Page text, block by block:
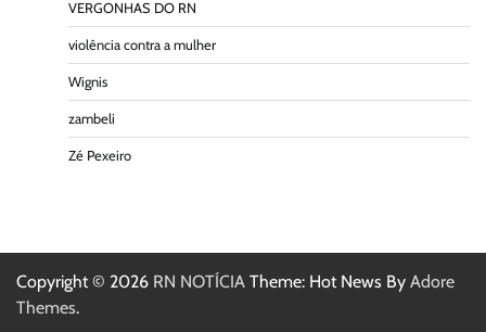
VERGONHAS DO RN
violência contra a mulher
Wignis
zambeli
Zé Pexeiro
Copyright © 2026 RN NOTÍCIA Theme: Hot News By Adore
Themes.